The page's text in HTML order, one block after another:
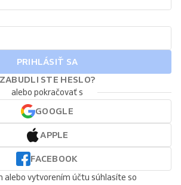
PRIHLÁSIŤ SA
ZABUDLI STE HESLO?
alebo pokračovať s
GOOGLE
APPLE
FACEBOOK
alebo vytvorením účtu súhlasíte so